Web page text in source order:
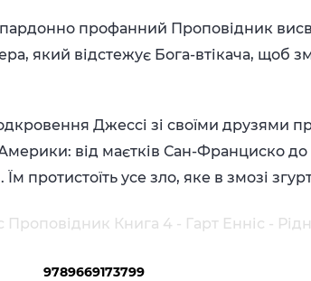
профанний Проповідник
який відстежує Бога-втікача, щоб
Джессі зі своїми друзями
від маєтків Сан-Франциско
протистоїть усе зло, яке в змозі
Проповідник Книга 4 - Гарт Енніс -
9789669173799